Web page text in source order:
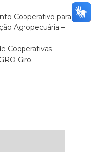
Cooperativo para
Agropecuária –
Cooperativas
Giro.